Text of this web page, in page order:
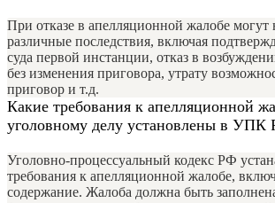
При отказе в апелляционной жалобе могут
различные последствия, включая
суда первой инстанции, отказ в
без изменения приговора, утрату
приговор и т.д.
Какие требования к апелляционной
уголовному делу установлены в УПК
Уголовно-процессуальный кодекс РФ
требования к апелляционной жалобе,
содержание. Жалоба должна быть